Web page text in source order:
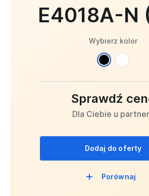
E4018A-N
Wybierz kolor
Sprawdź
Dla Ciebie u
Dodaj do oferty
Porównaj